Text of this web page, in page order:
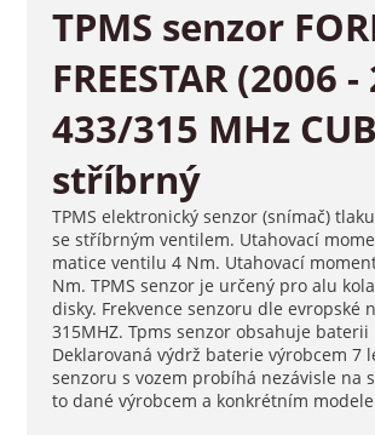
TPMS senzor
FREESTAR (2006
433/315 MHz CUB
stříbrný
TPMS elektronický senzor (snímač)
se stříbrným ventilem. Utahovací
matice ventilu 4 Nm. Utahovací
Nm. TPMS senzor je určený pro alu
disky. Frekvence senzoru dle evropské
315MHZ. Tpms senzor obsahuje baterii
Deklarovaná výdrž baterie výrobcem 7
senzoru s vozem probíhá nezávisle na
to dané výrobcem a konkrétním